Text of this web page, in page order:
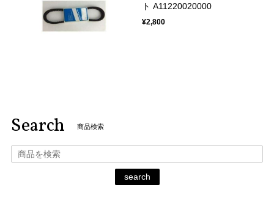
ト A11220020000
¥2,800
Search 商品検索
search